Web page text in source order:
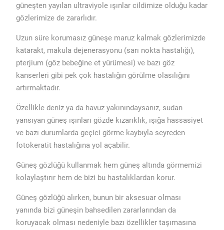
güneşten yayılan ultraviyole ışınlar cildimize olduğu kadar
gözlerimize de zararlıdır.
Uzun süre korumasız güneşe maruz kalmak gözlerimizde
katarakt, makula dejenerasyonu (sarı nokta hastalığı),
pterjium (göz bebeğine et yürümesi) ve bazı göz
kanserleri gibi pek çok hastalığın görülme olasılığını
artırmaktadır.
Özellikle deniz ya da havuz yakınındaysanız, sudan
yansıyan güneş ışınları gözde kızarıklık, ışığa hassasiyet
ve bazı durumlarda geçici görme kaybıyla seyreden
fotokeratit hastalığına yol açabilir.
Güneş gözlüğü kullanmak hem güneş altında görmemizi
kolaylaştırır hem de bizi bu hastalıklardan korur.
Güneş gözlüğü alırken, bunun bir aksesuar olması
yanında bizi güneşin bahsedilen zararlarından da
koruyacak olması nedeniyle bazı özellikler taşımasına